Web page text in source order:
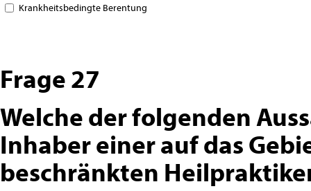
Krankheitsbedingte Berentung
Frage 27
Welche der folgenden
Inhaber einer auf das
beschränkten